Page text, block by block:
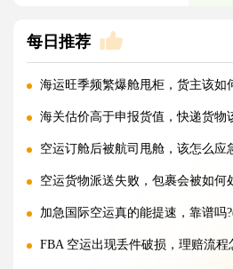
每日推荐
海运旺季频繁爆舱甩柜，货主该如何提前锁定
海关估价高于申报货值，快递货物该如何申
空运订舱后被航司甩舱，该怎么应急处理
空运货物派送失败，包裹会被如何处置?
加急国际空运真的能提速，靠谱吗
FBA 空运出现丢件破损，理赔流程怎么